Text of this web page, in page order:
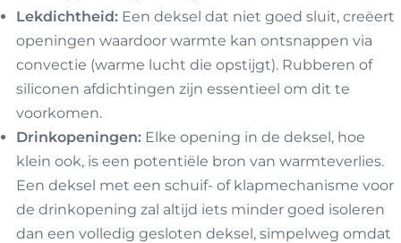
Lekdichtheid: Een deksel dat niet goed sluit, creëert
openingen waardoor warmte kan ontsnappen via
convectie (warme lucht die opstijgt). Rubberen of
siliconen afdichtingen zijn essentieel om dit te
voorkomen.
Drinkopeningen: Elke opening in de deksel, hoe
klein ook, is een potentiële bron van warmteverlies.
Een deksel met een schuif- of klapmechanisme voor
de drinkopening zal altijd iets minder goed isoleren
dan een volledig gesloten deksel, simpelweg omdat